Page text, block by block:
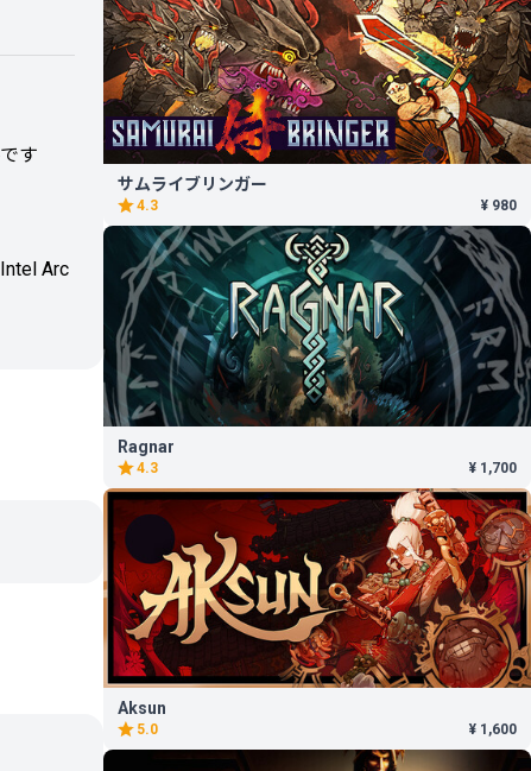
す
Arc
サムライブリンガー
4.3 ¥ 980
Ragnar
4.3 ¥ 1,700
Aksun
5.0 ¥ 1,600